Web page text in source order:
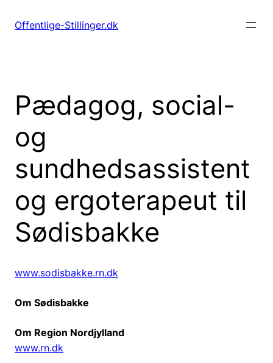
Offentlige-Stillinger.dk
Pædagog, social-
og
sundhedsassistent
og ergoterapeut til
Sødisbakke
www.sodisbakke.rn.dk
Om Sødisbakke
Om Region Nordjylland
www.rn.dk